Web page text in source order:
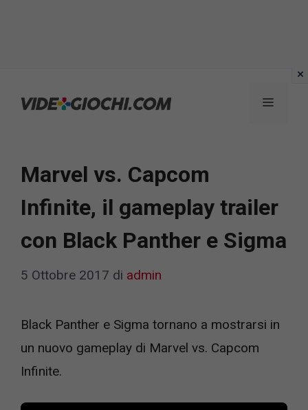
Menu
Marvel vs. Capcom
Infinite, il gameplay trailer
con Black Panther e Sigma
5 Ottobre 2017 di admin
Black Panther e Sigma tornano a mostrarsi in
un nuovo gameplay di Marvel vs. Capcom
Infinite.